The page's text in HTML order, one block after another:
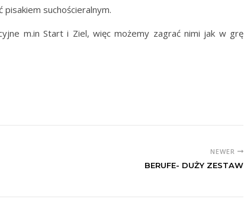
pisakiem suchościeralnym.
m.in Start i Ziel, więc możemy zagrać nimi jak w grę
NEWER
BERUFE- DUŻY ZESTAW